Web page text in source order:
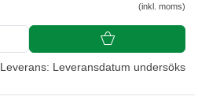
(inkl. moms)
Leverans: Leveransdatum undersöks